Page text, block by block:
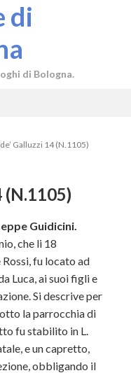
di
di Bologna.
Galluzzi 14 (N.1105)
(N.1105)
Guidicini.
che li 18
fu locato ad
Luca, ai suoi figli e
Si descrive per
la parrocchia di
fu stabilito in L.
e un capretto,
obbligando il